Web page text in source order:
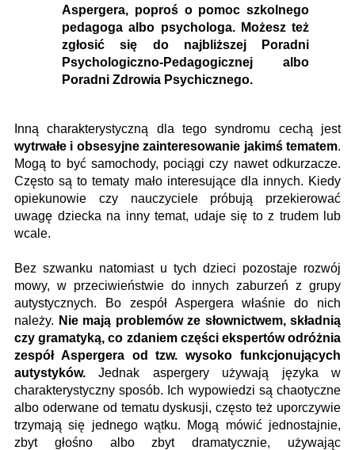
Aspergera, poproś o pomoc szkolnego
pedagoga albo psychologa. Możesz też
zgłosić się do najbliższej Poradni
Psychologiczno-Pedagogicznej albo
Poradni Zdrowia Psychicznego.
Inną charakterystyczną dla tego syndromu cechą jest
wytrwałe i obsesyjne zainteresowanie jakimś tematem.
Mogą to być samochody, pociągi czy nawet odkurzacze.
Często są to tematy mało interesujące dla innych. Kiedy
opiekunowie czy nauczyciele próbują przekierować
uwagę dziecka na inny temat, udaje się to z trudem lub
wcale.
Bez szwanku natomiast u tych dzieci pozostaje rozwój
mowy, w przeciwieństwie do innych zaburzeń z grupy
autystycznych. Bo zespół Aspergera właśnie do nich
należy. Nie mają problemów ze słownictwem, składnią
czy gramatyką, co zdaniem części ekspertów odróżnia
zespół Aspergera od tzw. wysoko funkcjonujących
autystyków. Jednak aspergery używają języka w
charakterystyczny sposób. Ich wypowiedzi są chaotyczne
albo oderwane od tematu dyskusji, często też uporczywie
trzymają się jednego wątku. Mogą mówić jednostajnie,
zbyt głośno albo zbyt dramatycznie, używając